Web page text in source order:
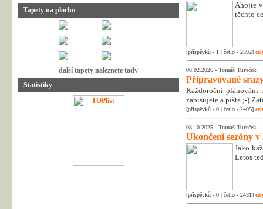
Tapety na plochu
další tapety naleznete tady
Statistiky
Ahojte
těchto
[příspěvků - 1 | četlo - 2592]
06.02.2026 - Tomáš Tureček
Připravované
Každoroční plánování
zapisujete a pište ;-)
[příspěvků - 0 | četlo - 2405]
08.10.2025 - Tomáš Tureček
Ukončení sezóny v
Jako
Letos
[příspěvků - 0 | četlo - 2431]